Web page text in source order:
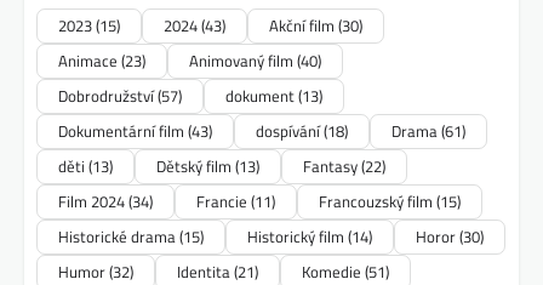
2023(15) 2024(43) Akční film (30)
Animace (23) Animovaný film (40)
Dobrodružství(57) dokument(13)
Dokumentární film (43) dospívání(18) Drama(61)
děti (13) Dětský film (13) Fantasy(22)
Film 2024(34) Francie (11) Francouzský film (15)
Historické drama(15) Historický film (14) Horor(30)
Humor(32) Identita(21) Komedie (51)